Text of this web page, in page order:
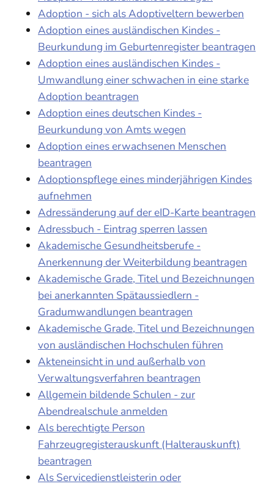
Adoption - sich als Adoptiveltern bewerben
Adoption eines ausländischen Kindes -
Beurkundung im Geburtenregister beantragen
Adoption eines ausländischen Kindes -
Umwandlung einer schwachen in eine starke
Adoption beantragen
Adoption eines deutschen Kindes -
Beurkundung von Amts wegen
Adoption eines erwachsenen Menschen
beantragen
Adoptionspflege eines minderjährigen Kindes
aufnehmen
Adressänderung auf der eID-Karte beantragen
Adressbuch - Eintrag sperren lassen
Akademische Gesundheitsberufe -
Anerkennung der Weiterbildung beantragen
Akademische Grade, Titel und Bezeichnungen
bei anerkannten Spätaussiedlern -
Gradumwandlungen beantragen
Akademische Grade, Titel und Bezeichnungen
von ausländischen Hochschulen führen
Akteneinsicht in und außerhalb von
Verwaltungsverfahren beantragen
Allgemein bildende Schulen - zur
Abendrealschule anmelden
Als berechtigte Person
Fahrzeugregisterauskunft (Halterauskunft)
beantragen
Als Servicedienstleisterin oder